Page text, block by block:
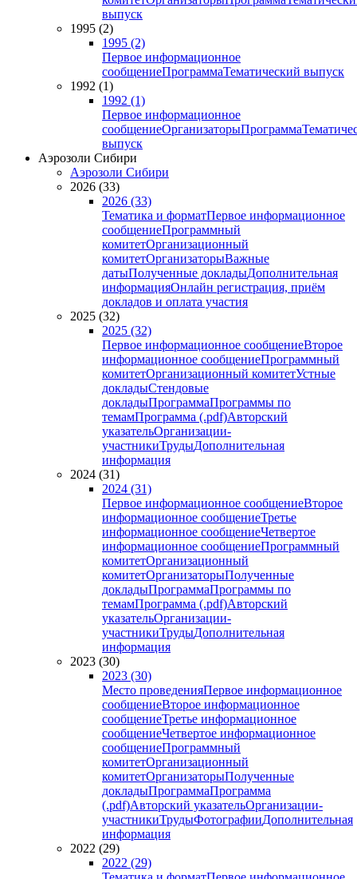
выпуск
1995 (2)
1995 (2)
Первое информационное
сообщениеПрограммаТематический выпуск
1992 (1)
1992 (1)
Первое информационное
сообщениеОрганизаторыПрограмма
выпуск
Аэрозоли Сибири
Аэрозоли Сибири
2026 (33)
2026 (33)
Тематика и форматПервое информационное
сообщениеПрограммный
комитетОрганизационный
комитетОрганизаторыВажные
датыПолученные докладыДополнительная
информацияОнлайн регистрация, приём
докладов и оплата участия
2025 (32)
2025 (32)
Первое информационное сообщениеВторое
информационное сообщениеПрограммный
комитетОрганизационный комитетУстные
докладыСтендовые
докладыПрограммаПрограммы по
темамПрограмма (.pdf)Авторский
указательОрганизации-
участникиТрудыДополнительная
информация
2024 (31)
2024 (31)
Первое информационное сообщениеВторое
информационное сообщениеТретье
информационное сообщениеЧетвертое
информационное сообщениеПрограммный
комитетОрганизационный
комитетОрганизаторыПолученные
докладыПрограммаПрограммы по
темамПрограмма (.pdf)Авторский
указательОрганизации-
участникиТрудыДополнительная
информация
2023 (30)
2023 (30)
Место проведенияПервое информационное
сообщениеВторое информационное
сообщениеТретье информационное
сообщениеЧетвертое информационное
сообщениеПрограммный
комитетОрганизационный
комитетОрганизаторыПолученные
докладыПрограммаПрограмма
(.pdf)Авторский указательОрганизации-
участникиТрудыФотографииДополнительная
информация
2022 (29)
2022 (29)